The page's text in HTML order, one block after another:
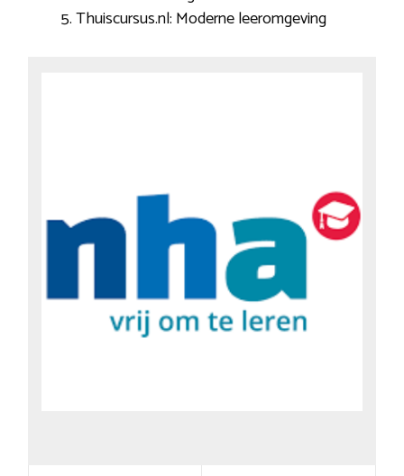
Thuiscursus.nl: Moderne leeromgeving